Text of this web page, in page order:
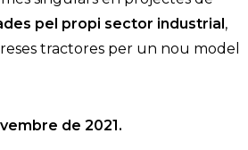
pel propi sector industrial,
tractores per un nou model
de 2021.